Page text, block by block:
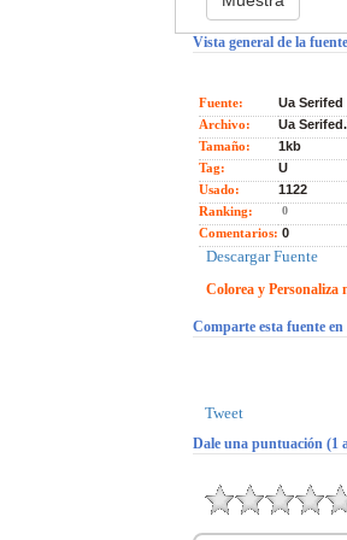
Vista general de la
Fuente:
Ua Serifed
Archivo:
Ua
Tamaño:
1kb
Tag:
U
Usado:
1122
Ranking:
0
Comentarios: 0
Descargar Fuente
Colorea y Personaliza
Comparte esta fuente
Tweet